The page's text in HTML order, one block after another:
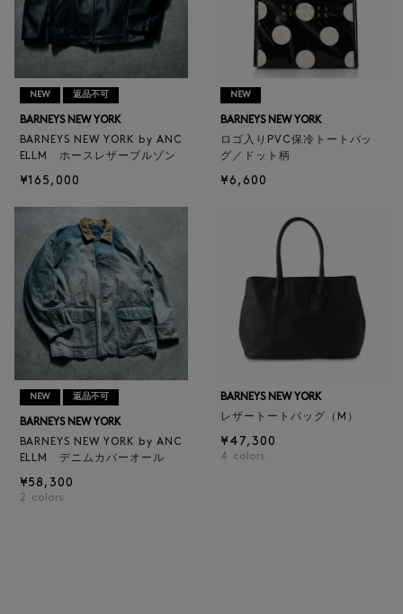
NEW 返品不可
BARNEYS NEW YORK
BARNEYS NEW YORK by ANC
ELLM ホースレザーブルゾン
¥165,000
NEW
BARNEYS NEW YORK
ロゴ入りPVC保冷トートバッ
グ／ドット柄
¥6,600
NEW 返品不可
BARNEYS NEW YORK
BARNEYS NEW YORK by ANC
ELLM デニムカバーオール
¥58,300
2 colors
BARNEYS NEW YORK
レザートートバッグ（M）
¥47,300
4 colors